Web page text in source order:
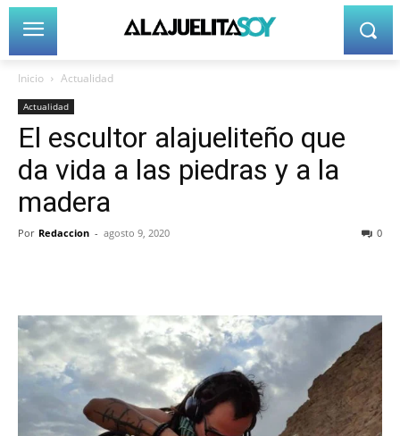
Inicio Actualidad
Actualidad
El escultor alajueliteño que
da vida a las piedras y a la
madera
Por Redaccion - agosto 9, 2020 0